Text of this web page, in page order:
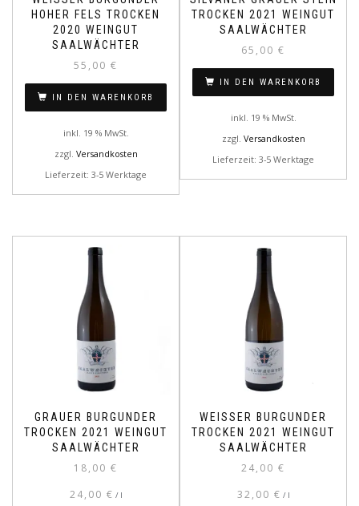
HOHER FELS TROCKEN
2020 WEINGUT
SAALWÄCHTER
55,00 €
IN DEN WARENKORB
inkl. 19 % MwSt.
zzgl. Versandkosten
Lieferzeit: 3-5 Werktage
TROCKEN 2021 WEINGUT
SAALWÄCHTER
65,00 €
IN DEN WARENKORB
inkl. 19 % MwSt.
zzgl. Versandkosten
Lieferzeit: 3-5 Werktage
GRAUER BURGUNDER
TROCKEN 2021 WEINGUT
SAALWÄCHTER
18,00 €
24,00 € / l
WEISSER BURGUNDER
TROCKEN 2021 WEINGUT
SAALWÄCHTER
24,00 €
32,00 € / l